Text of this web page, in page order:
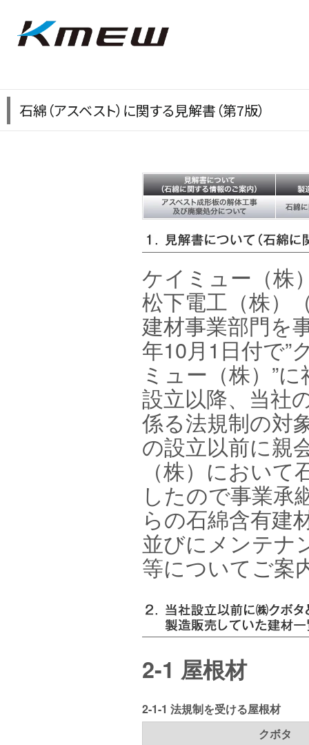
石綿（アスベスト）に関する見解書（第7版）
ケイミュー（株
松下電工（株）
建材事業部門を
年10月1日付で”
ミュー（株）”
設立以降、当社
係る法規制の対
の設立以前に親
（株）におい
したので事業承
らの石綿含有建
並びにメンテナ
等についてご案
2-1 屋根材
2-1-1 法規制を受ける屋根材
クボタ